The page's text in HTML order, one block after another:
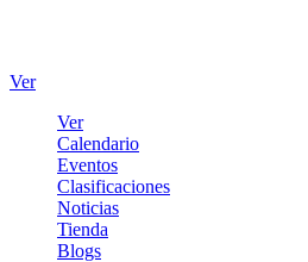
Ver
Ver
Calendario
Eventos
Clasificaciones
Noticias
Tienda
Blogs